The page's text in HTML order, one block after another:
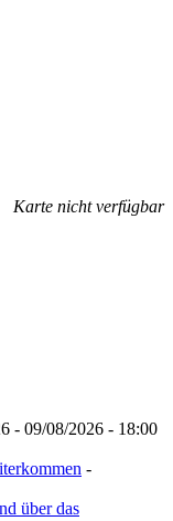
Karte nicht verfügbar
- 09/08/2026 - 18:00
-
über das